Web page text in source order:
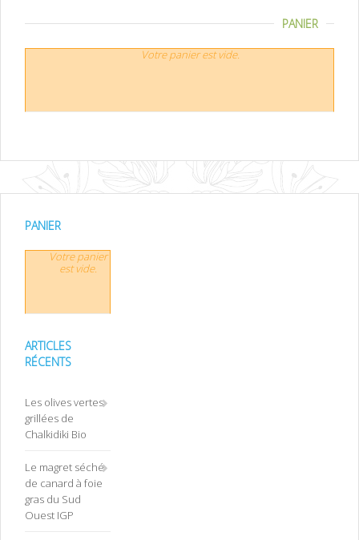
PANIER
Votre panier est vide.
PANIER
Votre panier
est vide.
ARTICLES
RÉCENTS
Les olives vertes
grillées de
Chalkidiki Bio
Le magret séché
de canard à foie
gras du Sud
Ouest IGP